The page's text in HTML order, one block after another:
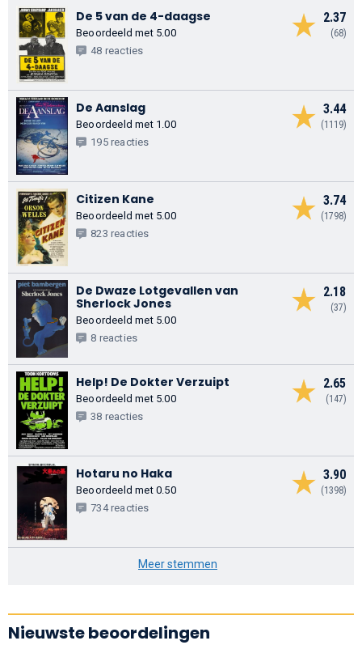
2.37
(68)
De 5 van de 4-daagse
Beoordeeld met 5.00
48 reacties
3.44
(1119)
De Aanslag
Beoordeeld met 1.00
195 reacties
3.74
(1798)
Citizen Kane
Beoordeeld met 5.00
823 reacties
2.18
(37)
De Dwaze Lotgevallen van
Sherlock Jones
Beoordeeld met 5.00
8 reacties
2.65
(147)
Help! De Dokter Verzuipt
Beoordeeld met 5.00
38 reacties
3.90
(1398)
Hotaru no Haka
Beoordeeld met 0.50
734 reacties
Meer stemmen
Nieuwste beoordelingen